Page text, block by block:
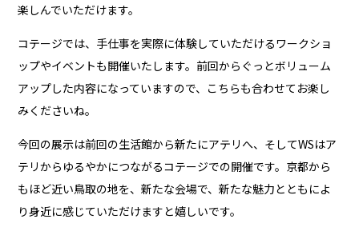
楽しんでいただけます。
コテージでは、手仕事を実際に体験していただけるワークショ
ップやイベントも開催いたします。前回からぐっとボリューム
アップした内容になっていますので、こちらも合わせてお楽し
みくださいね。
今回の展示は前回の生活館から新たにアテリへ、そしてWSはア
テリからゆるやかにつながるコテージでの開催です。京都から
もほど近い鳥取の地を、新たな会場で、新たな魅力とともによ
り身近に感じていただけますと嬉しいです。